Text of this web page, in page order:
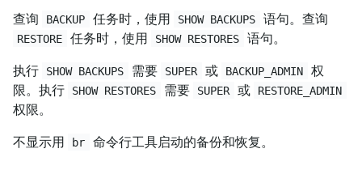
查询 BACKUP 任务时，使用 SHOW BACKUPS 语句。查询
RESTORE 任务时，使用 SHOW RESTORES 语句。
执行 SHOW BACKUPS 需要 SUPER 或 BACKUP_ADMIN
权
限。执行
SHOW RESTORES 需要 SUPER 或 RESTORE_ADMIN
权限。
不显示用 br 命令行工具启动的备份和恢复。